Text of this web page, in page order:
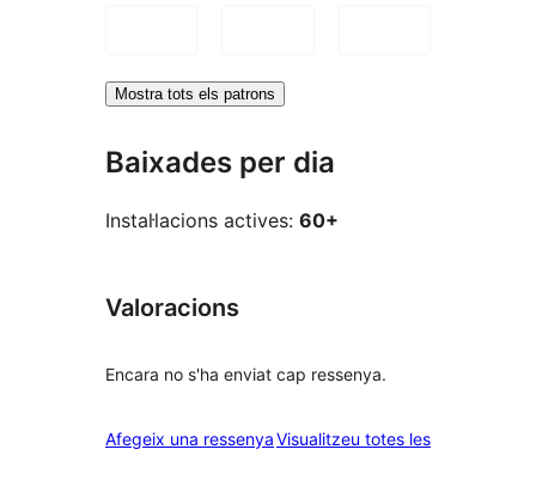
Mostra tots els patrons
Baixades per dia
Instal·lacions actives: 60+
Valoracions
Encara no s'ha enviat cap ressenya.
Afegeix una ressenyaVisualitzeu totes lesressenyes